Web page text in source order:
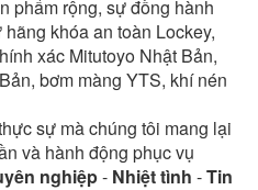
phẩm rộng, sự đồng hành
khóa an toàn Lockey,
xác Mitutoyo Nhật Bản,
bơm màng YTS, khí nén
sự mà chúng tôi mang lại
và hành động phục vụ
nghiệp- Nhiệt tình -Tin